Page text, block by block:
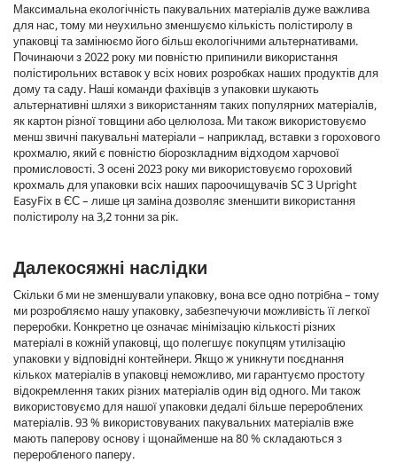
Максимальна екологічність пакувальних матеріалів дуже важлива
для нас, тому ми неухильно зменшуємо кількість полістиролу в
упаковці та замінюємо його більш екологічними альтернативами.
Починаючи з 2022 року ми повністю припинили використання
полістирольних вставок у всіх нових розробках наших продуктів для
дому та саду. Наші команди фахівців з упаковки шукають
альтернативні шляхи з використанням таких популярних матеріалів,
як картон різної товщини або целюлоза. Ми також використовуємо
менш звичні пакувальні матеріали – наприклад, вставки з горохового
крохмалю, який є повністю біорозкладним відходом харчової
промисловості. З осені 2023 року ми використовуємо гороховий
крохмаль для упаковки всіх наших пароочищувачів SC 3 Upright
EasyFix в ЄС – лише ця заміна дозволяє зменшити використання
полістиролу на 3,2 тонни за рік.
Далекосяжні наслідки
Скільки б ми не зменшували упаковку, вона все одно потрібна – тому
ми розробляємо нашу упаковку, забезпечуючи можливість її легкої
переробки. Конкретно це означає мінімізацію кількості різних
матеріалі в кожній упаковці, що полегшує покупцям утилізацію
упаковки у відповідні контейнери. Якщо ж уникнути поєднання
кількох матеріалів в упаковці неможливо, ми гарантуємо простоту
відокремлення таких різних матеріалів один від одного. Ми також
використовуємо для нашої упаковки дедалі більше перероблених
матеріалів. 93 % використовуваних пакувальних матеріалів вже
мають паперову основу і щонайменше на 80 % складаються з
переробленого паперу.